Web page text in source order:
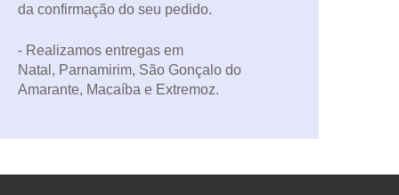
da confirmação do seu pedido.
- Realizamos entregas em
Natal, Parnamirim, São Gonçalo do
Amarante, Macaíba e Extremoz.